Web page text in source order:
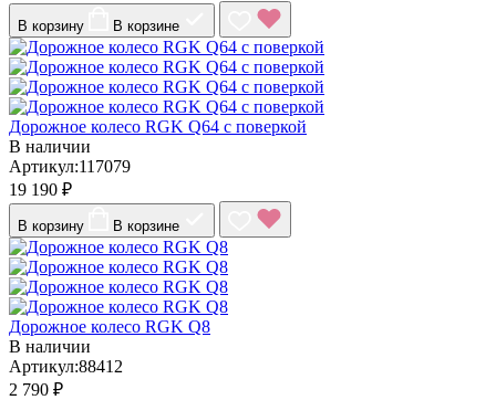
В корзину В корзине
Дорожное колесо RGK Q64 с поверкой
В наличии
Артикул:117079
19 190 ₽
В корзину В корзине
Дорожное колесо RGK Q8
В наличии
Артикул:88412
2 790 ₽